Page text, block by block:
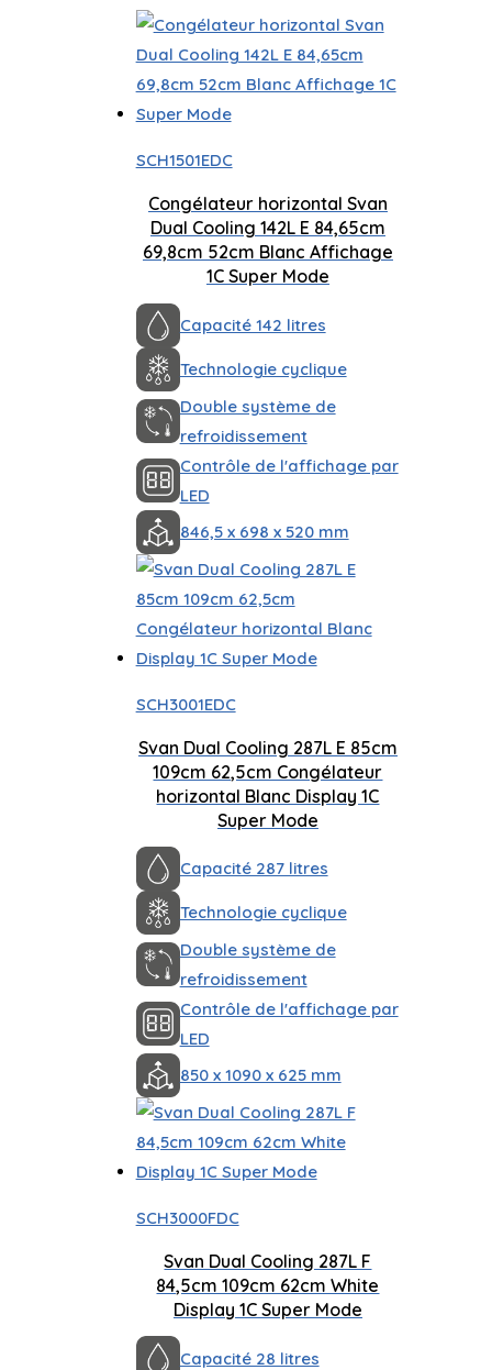
SCH1501EDC
Congélateur horizontal Svan
Dual Cooling 142L E 84,65cm
69,8cm 52cm Blanc Affichage
1C Super Mode
Capacité 142 litres
Technologie cyclique
Double système de
refroidissement
Contrôle de l'affichage par
LED
846,5 x 698 x 520 mm
SCH3001EDC
Svan Dual Cooling 287L E 85cm
109cm 62,5cm Congélateur
horizontal Blanc Display 1C
Super Mode
Capacité 287 litres
Technologie cyclique
Double système de
refroidissement
Contrôle de l'affichage par
LED
850 x 1090 x 625 mm
SCH3000FDC
Svan Dual Cooling 287L F
84,5cm 109cm 62cm White
Display 1C Super Mode
Capacité 28 litres